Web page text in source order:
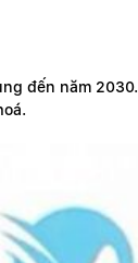
đến năm 2030.